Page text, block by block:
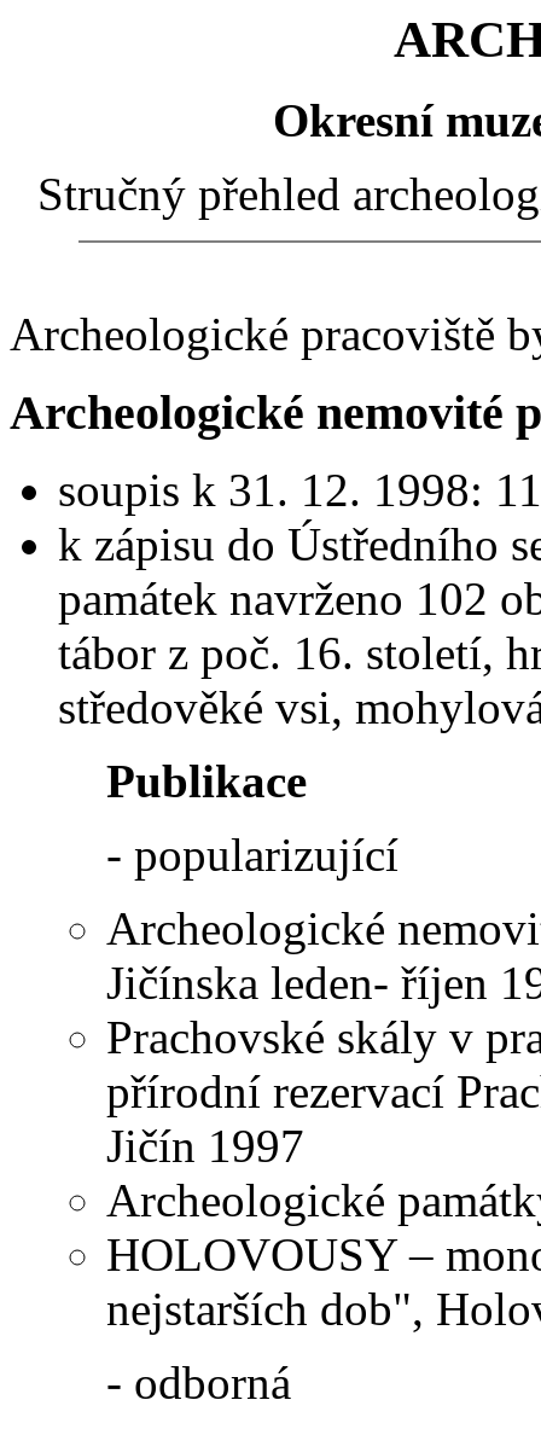
Okresní
Stručný přehled
Archeologické pracoviště
Archeologické nemovité
soupis k 31. 12. 1998:
k zápisu do Ústředního
památek navrženo 102
tábor z poč. 16. století,
středověké vsi,
Publikace
- popularizující
Archeologické
Jičínska leden- říjen
Prachovské skály v
přírodní rezervací
Jičín 1997
Archeologické
HOLOVOUSY –
nejstarších dob",
- odborná